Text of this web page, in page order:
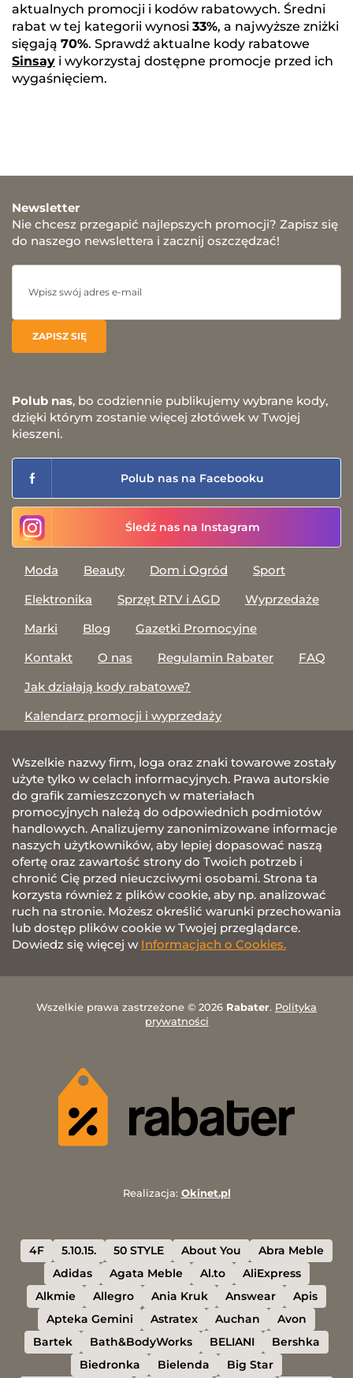
aktualnych promocji i kodów rabatowych. Średni
rabat w tej kategorii wynosi 33%, a najwyższe zniżki
sięgają 70%. Sprawdź aktualne kody rabatowe
Sinsay i wykorzystaj dostępne promocje przed ich
wygaśnięciem.
Newsletter
Nie chcesz przegapić najlepszych promocji? Zapisz się
do naszego newslettera i zacznij oszczędzać!
Polub nas, bo codziennie publikujemy wybrane kody,
dzięki którym zostanie więcej złotówek w Twojej
kieszeni.
Polub nas na Facebooku
Śledź nas na Instagram
Moda Beauty Dom i Ogród
Sport
Elektronika
Sprzęt RTV i AGD
Wyprzedaże
Marki
Blog
Gazetki Promocyjne
Kontakt
O nas Regulamin Rabater
FAQ
Jak działają kody rabatowe?
Kalendarz promocji i wyprzedaży
Wszelkie nazwy firm, loga oraz znaki towarowe zostały
użyte tylko w celach informacyjnych. Prawa autorskie
do grafik zamieszczonych w materiałach
promocyjnych należą do odpowiednich podmiotów
handlowych. Analizujemy zanonimizowane informacje
naszych użytkowników, aby lepiej dopasować naszą
ofertę oraz zawartość strony do Twoich potrzeb i
chronić Cię przed nieuczciwymi osobami. Strona ta
korzysta również z plików cookie, aby np. analizować
ruch na stronie. Możesz określić warunki przechowania
lub dostęp plików cookie w Twojej przeglądarce.
Dowiedz się więcej w Informacjach o Cookies.
Wszelkie prawa zastrzeżone © 2026 Rabater. Polityka
prywatności
Realizacja: Okinet.pl
4F 5.10.15. 50 STYLE About You
Abra Meble
Adidas
Agata Meble Al.to
AliExpress
Alkmie
Allegro Ania Kruk Answear
Apis
Apteka Gemini
Astratex Auchan
Avon
Bartek
Bath&BodyWorks BELIANI
Bershka
Biedronka
Bielenda Big Star